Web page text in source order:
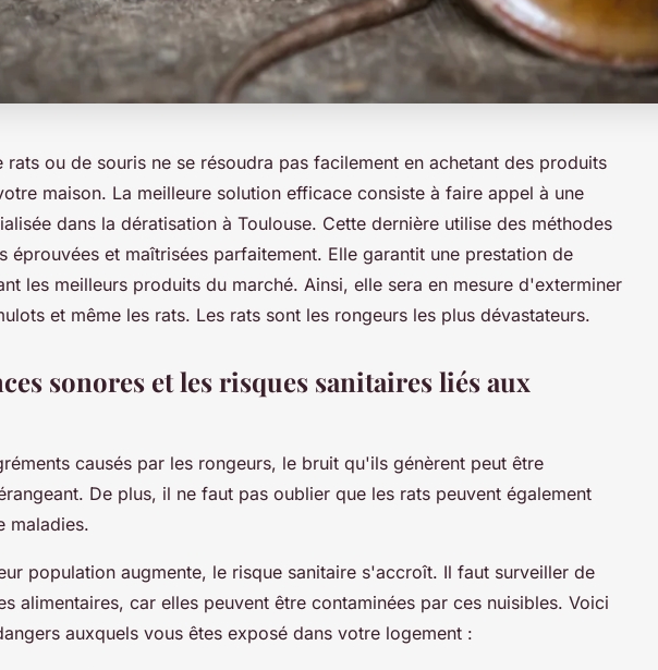
rats ou de souris ne se résoudra pas facilement en achetant des produits
maison. La meilleure solution efficace consiste à faire appel à une
dans la dératisation à Toulouse. Cette dernière utilise des méthodes
éprouvées et maîtrisées parfaitement. Elle garantit une prestation de
les meilleurs produits du marché. Ainsi, elle sera en mesure d'exterminer
et même les rats. Les rats sont les rongeurs les plus dévastateurs.
sonores et les risques sanitaires liés aux
causés par les rongeurs, le bruit qu'ils génèrent peut être
De plus, il ne faut pas oublier que les rats peuvent également
maladies.
population augmente, le risque sanitaire s'accroît. Il faut surveiller de
alimentaires, car elles peuvent être contaminées par ces nuisibles. Voici
auxquels vous êtes exposé dans votre logement :